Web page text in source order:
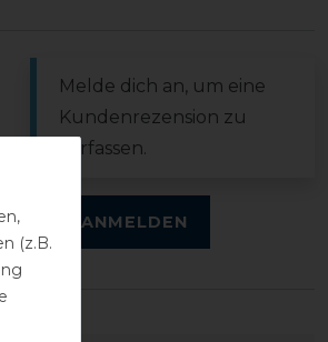
Melde dich an, um eine
Kundenrezension zu
verfassen.
ANMELDEN
(z.B.